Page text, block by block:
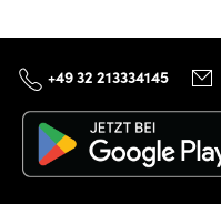
+49 32 213334145